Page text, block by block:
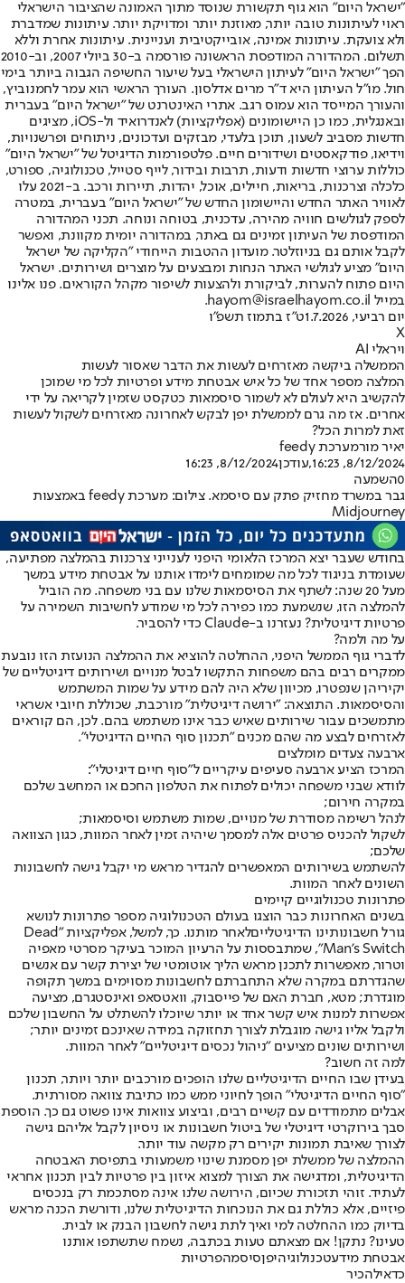
"ישראל היום" הוא גוף תקשורת שנוסד מתוך האמונה שהציבור הישראלי
ראוי לעיתונות טובה יותר, מאוזנת יותר ומדויקת יותר. עיתונות שמדברת
ולא צועקת. עיתונות אמינה, אובייקטיבית ועניינית. עיתונות אחרת וללא
תשלום. המהדורה המודפסת הראשונה פורסמה ב-30 ביולי 2007, וב-2010
הפך "ישראל היום" לעיתון הישראלי בעל שיעור החשיפה הגבוה ביותר בימי
חול. מו"ל העיתון היא ד"ר מרים אדלסון. העורך הראשי הוא עמר לחמנוביץ,
והעורך המייסד הוא עמוס רגב. אתרי האינטרנט של "ישראל היום" בעברית
ובאנגלית, כמו כן היישומונים (אפליקציות) לאנדרואיד ול-iOS, מציגים
חדשות מסביב לשעון, תוכן בלעדי, מבזקים ועדכונים, ניתוחים ופרשנויות,
וידיאו, פודקאסטים ושידורים חיים. פלטפורמות הדיגיטל של "ישראל היום"
כוללות ערוצי חדשות ודעות, תרבות ובידור, לייף סטייל, טכנולוגיה, ספורט,
כלכלה וצרכנות, בריאות, חיילים, אוכל, יהדות, תיירות ורכב. ב-2021 עלו
לאוויר האתר החדש והיישומון החדש של "ישראל היום" בעברית, במטרה
לספק לגולשים חוויה מהירה, עדכנית, בטוחה ונוחה. תכני המהדורה
המודפסת של העיתון זמינים גם באתר, במהדורה יומית מקוונת, ואפשר
לקבל אותם גם בניוזלטר. מועדון ההטבות הייחודי "הקליקה של ישראל
היום" מציע לגולשי האתר הנחות ומבצעים על מוצרים ושירותים. ישראל
היום פתוח להערות, לביקורת ולהצעות לשיפור מקהל הקוראים. פנו אלינו
במייל hayom@israelhayom.co.il.
יום רביעי, 1.7.2026
ט"ז בתמוז תשפ"ו
X
ויראלי AI
הממשלה ביקשה מאזרחים לעשות את הדבר שאסור לעשות
המלצה מספר אחד של כל איש אבטחת מידע ופרטיות לכל מי שמוכן
להקשיב היא לעולם לא לשמור סיסמאות כטקסט שזמין לקריאה על ידי
אחרים. אז מה גרם לממשלת יפן לבקש לאחרונה מאזרחים לשקול לעשות
זאת למרות הכל?
יאיר מורמערכת feedy
8/12/2024, 16:23
,עודכן8/12/2024, 16:23
0השמעה
גבר במשרד מחזיק פתק עם סיסמא. צילום: מערכת feedy באמצעות
Midjourney
בחודש שעבר יצא המרכז הלאומי היפני לענייני צרכנות בהמלצה מפתיעה,
שעומדת בניגוד לכל מה שמומחים לימדו אותנו על אבטחת מידע במשך
מעל 20 שנה: לשתף את הסיסמאות שלנו עם בני משפחה. מה הוביל
להמלצה הזו, שנשמעת כמו כפירה לכל מי שמודע לחשיבות השמירה על
פרטיות דיגיטלית? נעזרנו ב-Claude כדי להסביר.
על מה ולמה?
לדברי גוף הממשל היפני, ההחלטה להוציא את ההמלצה הנועזת הזו נובעת
ממקרים רבים בהם משפחות התקשו לבטל מנויים ושירותים דיגיטליים של
יקיריהן שנפטרו, מכיוון שלא היה להם מידע על שמות המשתמש
והסיסמאות. התוצאה: "ירושה דיגיטלית" מורכבת, שכוללת חיובי אשראי
מתמשכים עבור שירותים שאיש כבר אינו משתמש בהם. לכן, הם קוראים
לאזרחים לבצע מה שהם מכנים "תכנון סוף החיים הדיגיטלי".
ארבעה צעדים מומלצים
המרכז הציע ארבעה סעיפים עיקריים ל"סוף חיים דיגיטלי":
לוודא שבני משפחה יכולים לפתוח את הטלפון החכם או המחשב שלכם
במקרה חירום;
לנהל רשימה מסודרת של מנויים, שמות משתמש וסיסמאות;
לשקול להכניס פרטים אלה למסמך שיהיה זמין לאחר המוות, כגון הצוואה
שלכם;
להשתמש בשירותים המאפשרים להגדיר מראש מי יקבל גישה לחשבונות
השונים לאחר המוות.
פתרונות טכנולוגיים קיימים
בשנים האחרונות כבר הוצגו בעולם הטכנולוגיה מספר פתרונות לנושא
גורל חשבונותינו הדיגיטלייםלאחר מותנו. כך, למשל, אפליקציות "Dead
Man's Switch", שמתבססות על הרעיון המוכר בעיקר מסרטי מאפיה
וטרור, מאפשרות לתכנן מראש הליך אוטומטי של יצירת קשר עם אנשים
שהגדרתם במקרה שלא התחברתם לחשבונות מסוימים במשך תקופה
מוגדרת; מטא, חברת האם של פייסבוק, וואטסאפ ואינסטגרם, מציעה
אפשרות למנות איש קשר אחד או יותר שיוכלו להשתלט על החשבון שלכם
ולקבל אליו גישה מוגבלת לצורך תחזוקה במידה שאינכם זמינים יותר;
ושירותים שונים מציעים "ניהול נכסים דיגיטליים" לאחר המוות.
למה זה חשוב?
בעידן שבו החיים הדיגיטליים שלנו הופכים מורכבים יותר ויותר, תכנון
"סוף החיים הדיגיטלי" הופך לחיוני ממש כמו כתיבת צוואה מסורתית.
אבלים מתמודדים עם קשיים רבים, וביצוע צוואות אינו פשוט גם כך. הוספת
סבך בירוקרטי דיגיטלי של ביטול חשבונות או ניסיון לקבל אליהם גישה
לצורך שאיבת תמונות יקירים רק מקשה עוד יותר.
ההמלצה של ממשלת יפן מסמנת שינוי משמעותי בתפיסת האבטחה
הדיגיטלית, ומדגישה את הצורך למצוא איזון בין פרטיות לבין תכנון אחראי
לעתיד. זוהי תזכורת שכיום, הירושה שלנו אינה מסתכמת רק בנכסים
פיזיים, אלא כוללת גם את הנוכחות הדיגיטלית שלנו, ודורשת הכנה מראש
בדיוק כמו ההחלטה למי ואיך לתת גישה לחשבון הבנק או לבית.
טעינו? נתקן! אם מצאתם טעות בכתבה, נשמח שתשתפו אותנו
אבטחת מידעטכנולוגיהיפןסיסמהפרטיות
כדאילהכיר